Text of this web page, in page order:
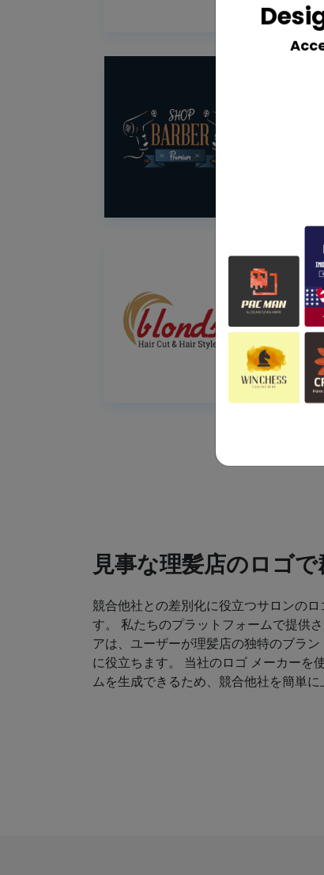
見事な理髪店のロゴ
競合他社との差別化に役立つサロンの
す。 私たちのプラットフォームで提供
アは、ユーザーが理髪店の独特のブラ
に役立ちます。 当社のロゴ メーカーを
ムを生成できるため、競合他社を簡単に